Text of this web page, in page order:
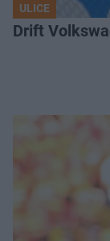
ULICE
Drift